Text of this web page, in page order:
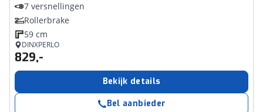
7 versnellingen
Rollerbrake
59 cm
DINXPERLO
829,-
Bekijk details
Bel aanbieder